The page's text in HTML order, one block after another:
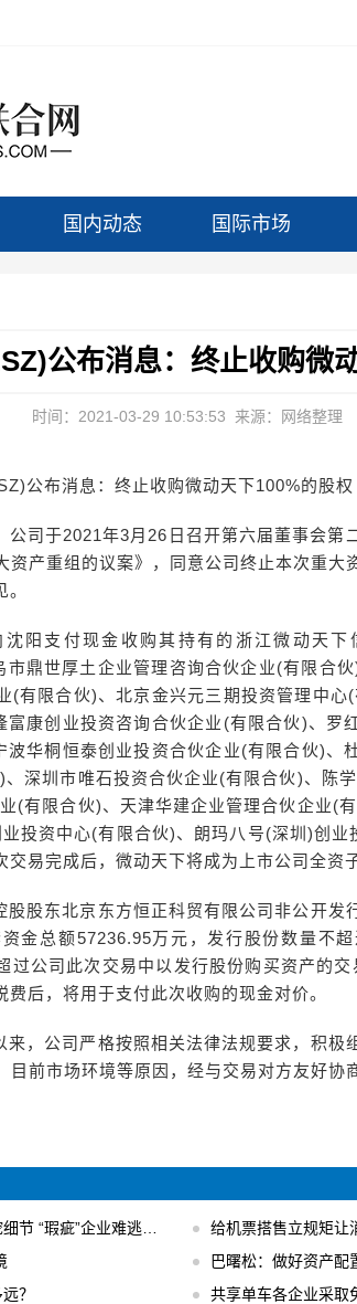
国内动态 国际市场
公布消息：终止收购微
时间：2021-03-29 10:53:53 来源：网络整理
公布消息：终止收购微动天下100%的股权
司于2021年3月26日召开第六届董事会第
资产重组的议案》，同意公司终止本次重大
阳支付现金收购其持有的浙江微动天下
鼎世厚土企业管理咨询合伙企业(有限合
(有限合伙)、北京金兴元三期投资管理中心
康创业投资咨询合伙企业(有限合伙)、罗
华桐恒泰创业投资合伙企业(有限合伙)、
深圳市唯石投资合伙企业(有限合伙)、陈
(有限合伙)、天津华建企业管理合伙企业(
投资中心(有限合伙)、朗玛八号(深圳)创业
易完成后，微动天下将成为上市公司全资
股股东北京东方恒正科贸有限公司非公开发
金总额57236.95万元，发行股份数量不
过公司此次交易中以发行股份购买资产的
后，将用于支付此次收购的现金对价。
来，公司严格按照相关法律法规要求，积极
目前市场环境等原因，经与交易对方友好协
“瑕疵”企业难逃法眼
给机票搭售立规矩让
巴曙松：做好资产配
？
共享单车各企业采取